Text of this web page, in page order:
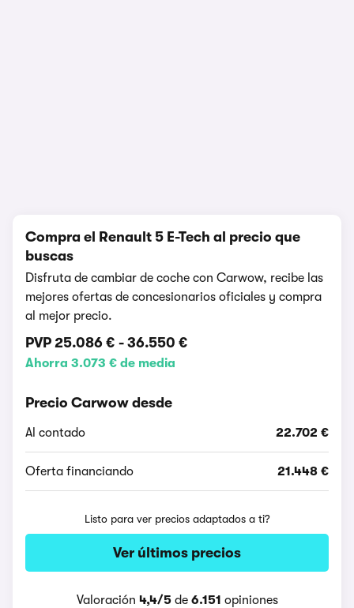
Compra el Renault 5 E-Tech al precio que
buscas
Disfruta de cambiar de coche con Carwow, recibe las
mejores ofertas de concesionarios oficiales y compra
al mejor precio.
PVP 25.086 € - 36.550 €
Ahorra 3.073 € de media
Precio Carwow desde
Al contado 22.702 €
Oferta financiando 21.448 €
Listo para ver precios adaptados a ti?
Ver últimos precios
Valoración 4,4/5de 6.151 opiniones